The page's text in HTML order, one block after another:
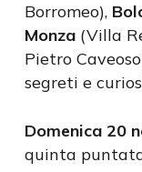
Borromeo),
Monza (Villa
Pietro
segreti e
Domenica 20
quinta